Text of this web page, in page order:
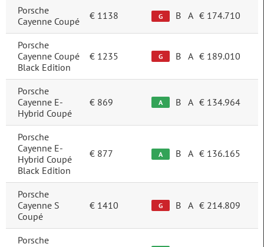
Prijs
Brandstof
Elektro/Benzine
Elektrisch
Diesel
Transmissie
Automatisch
Handgeschakeld
Porsche
Cayenne Coupé
€ 1138 G B A € 174.710
Porsche
Cayenne Coupé
Black Edition
€ 1235 G B A € 189.010
Porsche
Cayenne E-
Hybrid Coupé
€ 869 A B A € 134.964
Porsche
Cayenne E-
Hybrid Coupé
Black Edition
€ 877 A B A € 136.165
Porsche
Cayenne S
Coupé
€ 1410 G B A € 214.809
Porsche